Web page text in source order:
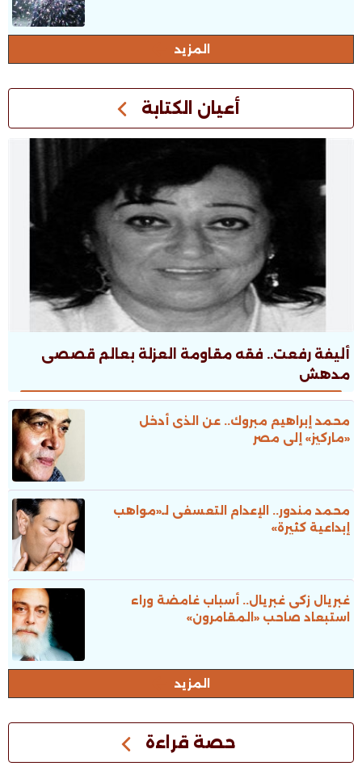
المزيد
أعيان الكتابة
أليفة رفعت.. فقه مقاومة العزلة بعالم قصصى
مدهش
محمد إبراهيم مبروك.. عن الذى أدخل
«ماركيز» إلى مصر
محمد مندور.. الإعدام التعسفى لـ«مواهب
إبداعية كثيرة»
غبريال زكى غبريال.. أسباب غامضة وراء
استبعاد صاحب «المقامرون»
المزيد
حصة قراءة